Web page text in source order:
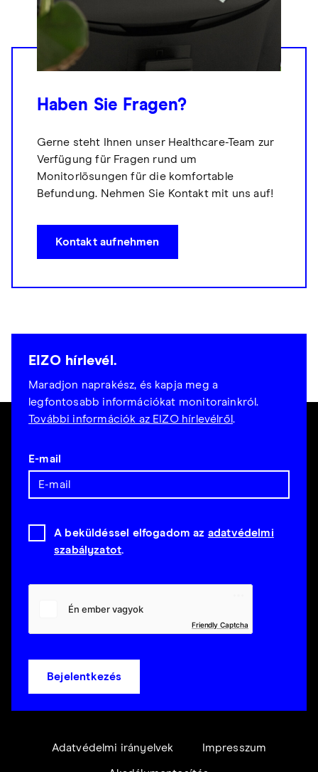
Haben Sie Fragen?
Gerne steht Ihnen unser Healthcare-Team zur
Verfügung für Fragen rund um
Monitorlösungen für die komfortable
Befundung. Nehmen Sie Kontakt mit uns auf!
Kontakt aufnehmen
EIZO hírlevél.
Maradjon naprakész, és kapja meg a
legfontosabb információkat monitorainkról.
További információk az EIZO hírlevélről.
E-mail
A beküldéssel elfogadom az adatvédelmi
szabályzatot.
Friendly Captcha
Bejelentkezés
Adatvédelmi irányelvek Impresszum